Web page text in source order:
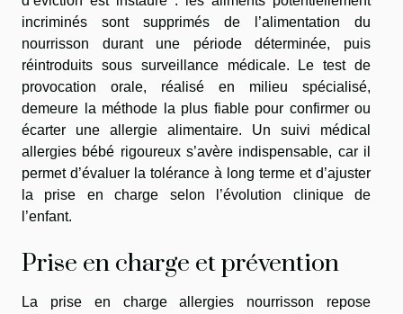
incriminés sont supprimés de l’alimentation du
nourrisson durant une période déterminée, puis
réintroduits sous surveillance médicale. Le test de
provocation orale, réalisé en milieu spécialisé,
demeure la méthode la plus fiable pour confirmer ou
écarter une allergie alimentaire. Un suivi médical
allergies bébé rigoureux s’avère indispensable, car il
permet d’évaluer la tolérance à long terme et d’ajuster
la prise en charge selon l’évolution clinique de
l’enfant.
Prise en charge et prévention
La prise en charge allergies nourrisson repose